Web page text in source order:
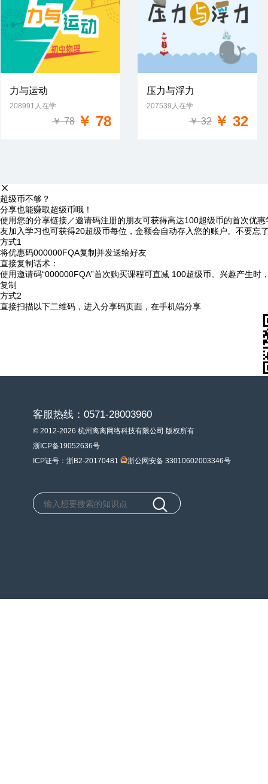
免费试学
力与运动
208991人在学
￥ 78 ￥ 78
免费试学
压力与浮力
207539人在学
￥ 32 ￥ 32
超级币不够？
分享也能赚取超级币哦！
使用您的分享链接／邀请码注册的朋友可获得高达100超级币的首次优
友加入学习也可获得20超级币每位，金额会自动存入您的账户。不要忘
方式1
将优惠码000000FQA复制并发送给好友
直接复制话术：
使用邀请码“000000FQA”首次购买课程可直减 100超级币。兴趣产生时
复制
方式2
直接扫描以下二维码，进入分享码页面，在手机端分享
客服热线：0571-28003960
© 2012-2026 杭州离离网络科技有限公司 版权所有
浙ICP备19052636号
ICP证号：浙B2-20170481
浙公网安备 33010602003346号